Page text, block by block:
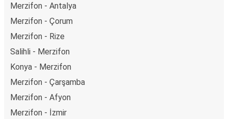
Merzifon - Antalya
Merzifon - Çorum
Merzifon - Rize
Salihli - Merzifon
Konya - Merzifon
Merzifon - Çarşamba
Merzifon - Afyon
Merzifon - İzmir